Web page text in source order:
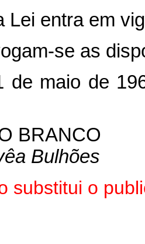
Lei entra em
se as
de maio de
BRANCO
Bulhões
substitui o